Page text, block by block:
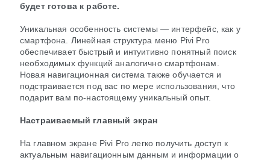
будет готова к работе.
Уникальная особенность системы — интерфейс, как у
смартфона. Линейная структура меню Pivi Pro
обеспечивает быстрый и интуитивно понятный поиск
необходимых функций аналогично смартфонам.
Новая навигационная система также обучается и
подстраивается под вас по мере использования, что
подарит вам по-настоящему уникальный опыт.
Настраиваемый главный экран
На главном экране Pivi Pro легко получить доступ к
актуальным навигационным данным и информации о